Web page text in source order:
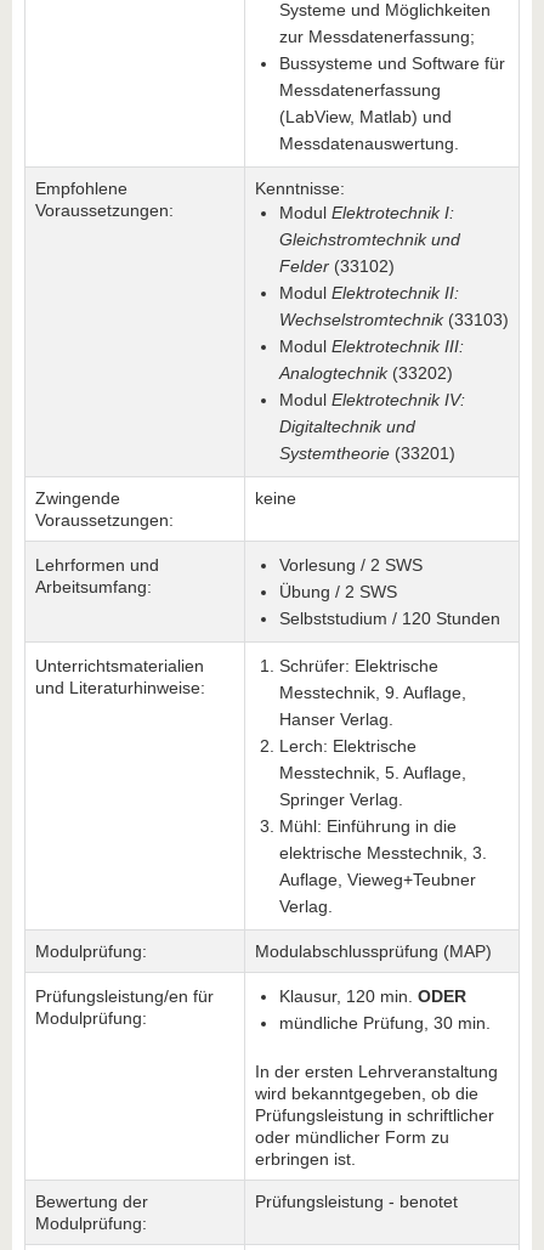
Systeme und Möglichkeiten
zur Messdatenerfassung;
Bussysteme und Software für
Messdatenerfassung
(LabView, Matlab) und
Messdatenauswertung.
Empfohlene
Voraussetzungen:
Kenntnisse:
Modul Elektrotechnik I:
Gleichstromtechnik und
Felder (33102)
Modul Elektrotechnik II:
Wechselstromtechnik(33103)
Modul Elektrotechnik III:
Analogtechnik(33202)
Modul Elektrotechnik IV:
Digitaltechnik und
Systemtheorie (33201)
Zwingende
Voraussetzungen:
keine
Lehrformen und
Arbeitsumfang:
Vorlesung / 2 SWS
Übung / 2 SWS
Selbststudium / 120 Stunden
Unterrichtsmaterialien
und Literaturhinweise:
Schrüfer: Elektrische
Messtechnik, 9. Auflage,
Hanser Verlag.
Lerch: Elektrische
Messtechnik, 5. Auflage,
Springer Verlag.
Mühl: Einführung in die
elektrische Messtechnik, 3.
Auflage, Vieweg+Teubner
Verlag.
Modulprüfung: Modulabschlussprüfung (MAP)
Prüfungsleistung/en für
Modulprüfung:
Klausur, 120 min. ODER
mündliche Prüfung, 30 min.
In der ersten Lehrveranstaltung
wird bekanntgegeben, ob die
Prüfungsleistung in schriftlicher
oder mündlicher Form zu
erbringen ist.
Bewertung der
Modulprüfung:
Prüfungsleistung - benotet